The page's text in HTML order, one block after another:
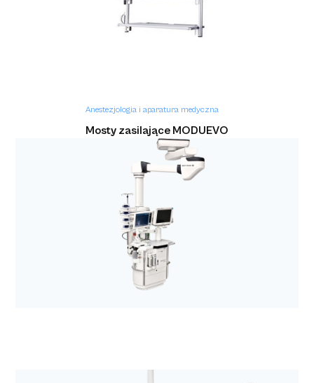
Aparaty do znieczuleń z rodziny Flow (Flow-C,
Anestezjologia i aparatura medyczna
Mosty zasilające MODUEVO